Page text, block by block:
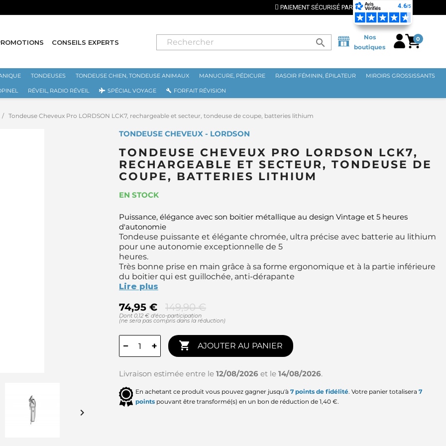
CONSEILS EXPERTS search
Nos
boutiques
0
TONDEUSES TONDEUSE CHIEN, TONDEUSE ANIMAUX MANUCURE, PÉDICURE RASOIR FÉMININ, ÉPILATEUR MIROIRS GROSSISSANTS
RÉVEIL, RADIO RÉVEIL SPÉCIAL VOYAGE FORFAIT RÉVISION
Tondeuse Cheveux Pro LORDSON LCK7, rechargeable et secteur, tondeuse de coupe, batteries lithium

TONDEUSE CHEVEUX - LORDSON
TONDEUSE CHEVEUX PRO LORDSON LCK7,
RECHARGEABLE ET SECTEUR, TONDEUSE DE
COUPE, BATTERIES LITHIUM
EN STOCK
Puissance, élégance avec son boitier métallique au design Vintage et 5 heures
d'autonomie
Tondeuse puissante et élégante chromée, ultra précise avec batterie au lithium
pour une autonomie exceptionnelle de 5
heures.
Très bonne prise en main grâce à sa forme ergonomique et à la partie inférieure
du boitier qui est guillochée, anti-dérapante
Lire plus
74,95 € 149,90 €
Dont 0,12 € d'éco-participation
(ne sera pas compris dans la réduction)
− +  AJOUTER AU PANIER
Livraison estimée entre le 12/08/2026 et le 14/08/2026.
En achetant ce produit vous pouvez gagner jusqu'à 7 points de fidélité. Votre panier totalisera 7
points pouvant être transformé(s) en un bon de réduction de 1,40 €.